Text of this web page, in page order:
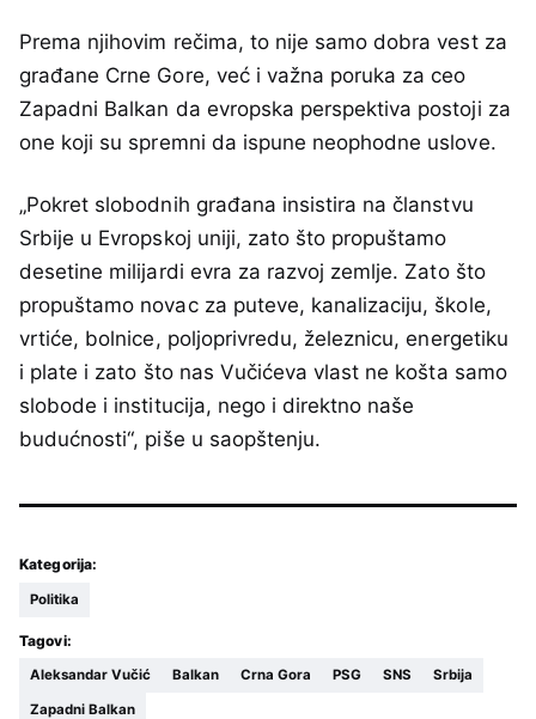
Prema njihovim rečima, to nije samo dobra vest za
građane Crne Gore, već i važna poruka za ceo
Zapadni Balkan da evropska perspektiva postoji za
one koji su spremni da ispune neophodne uslove.
„Pokret slobodnih građana insistira na članstvu
Srbije u Evropskoj uniji, zato što propuštamo
desetine milijardi evra za razvoj zemlje. Zato što
propuštamo novac za puteve, kanalizaciju, škole,
vrtiće, bolnice, poljoprivredu, železnicu, energetiku
i plate i zato što nas Vučićeva vlast ne košta samo
slobode i institucija, nego i direktno naše
budućnosti“, piše u saopštenju.
Kategorija:
Politika
Tagovi:
Aleksandar Vučić Balkan Crna Gora PSG SNS Srbija
Zapadni Balkan